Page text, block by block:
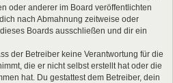
oder anderer im Board veröffentlichten
nach Abmahnung zeitweise oder
Boards ausschließen und dir ein
der Betreiber keine Verantwortung für die
die er nicht selbst erstellt hat oder die
hat. Du gestattest dem Betreiber, dein